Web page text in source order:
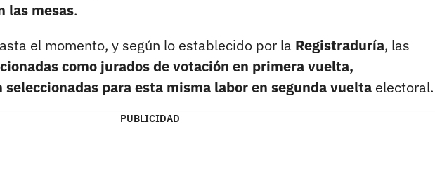
las mesas.
el momento, y según lo establecido por la Registraduría, las
como jurados de votación en primera vuelta,
para esta misma labor en segunda vuelta electoral.
PUBLICIDAD